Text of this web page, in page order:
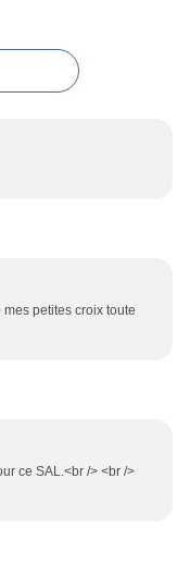
petites croix toute
ce SAL.<br /> <br />